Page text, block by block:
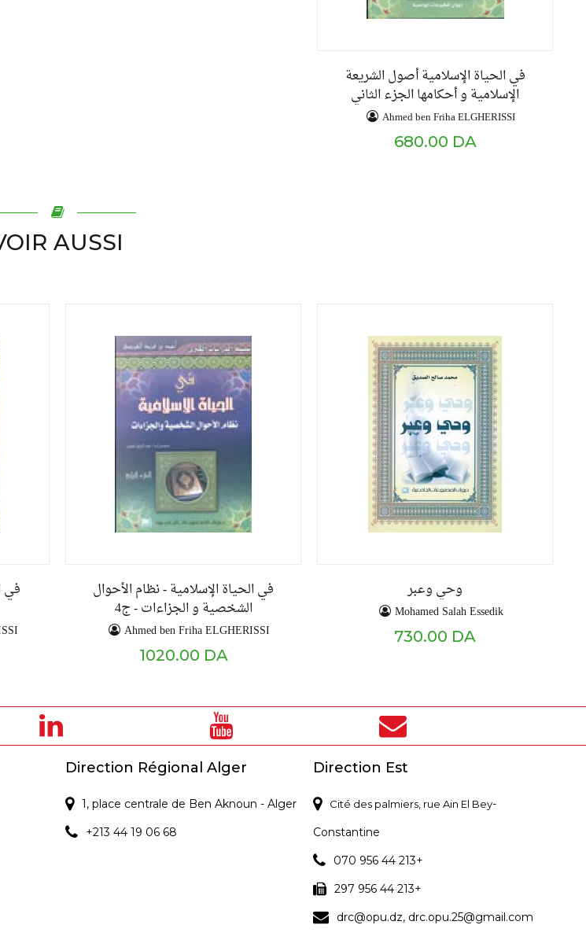
في الحياة الإسلامية أصول الشريعة
الإسلامية و أحكامها الجزء الثاني
Ahmed ben Friha ELGHERISSI
680.00 DA
AUSSI
في
في الحياة الإسلامية - نظام الأحوال
الشخصية و الجزاءات - ج4
Ahmed ben Friha ELGHERISSI
1020.00 DA
وحي وعبر
Mohamed Salah Essedik
730.00 DA
Direction Régional Alger
1, place centrale de Ben Aknoun - Alger
+213 44 19 06 68
Direction Est
Cité des palmiers, rue Ain El Bey-
Constantine
070 956 44 213+
297 956 44 213+
drc@opu.dz, drc.opu.25@gmail.com